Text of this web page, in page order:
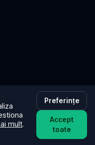
mult.
Preferințe
Accept
toate